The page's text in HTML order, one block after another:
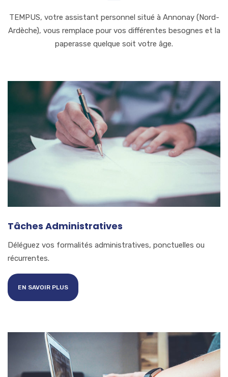
TEMPUS, votre assistant personnel situé à Annonay (Nord-
Ardèche), vous remplace pour vos différentes besognes et la
paperasse quelque soit votre âge.
Tâches Administratives
Déléguez vos formalités administratives, ponctuelles ou
récurrentes.
EN SAVOIR PLUS